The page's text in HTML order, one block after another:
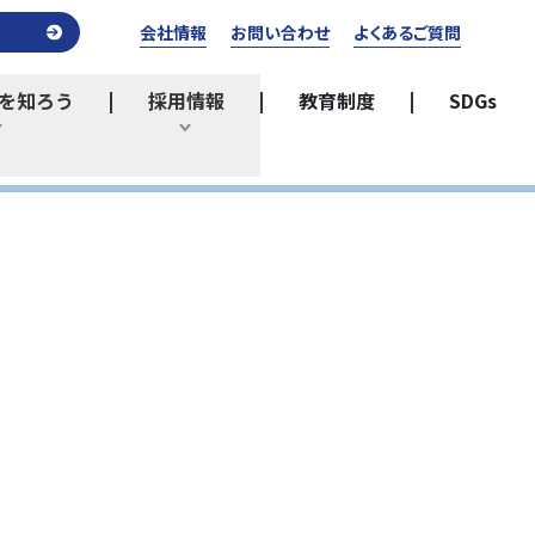
知ろう
ひらく
採用情報
ひらく
教育制度 SDGs
会社情報 お問い合わせ よくあるご質問